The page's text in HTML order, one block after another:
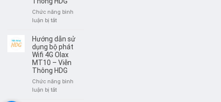
khẩu
Mifi
8800L
–
Viễn
Thông
Chức năng bình
luận bị tắtở
dẫn
sử
dụng
bộ
phát
Wifi
Hướng dẫn sử
dụng bộ phát
Wifi 4G Olax
MT10 – Viễn
Thông HDG
Chức năng bình
luận bị tắtở